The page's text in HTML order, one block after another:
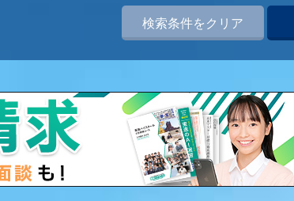
検索条件をクリア